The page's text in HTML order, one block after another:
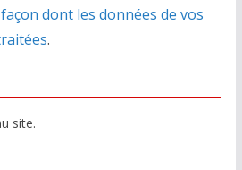
dont les données de vos
.
site.